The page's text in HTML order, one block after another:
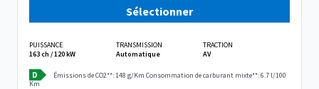
Sélectionner
PUISSANCE
163 ch / 120 kW
TRANSMISSION
Automatique
TRACTION
AV
D Émissions de CO2**: 148 g/Km Consommation de carburant mixte**: 6.7 l/100
Km